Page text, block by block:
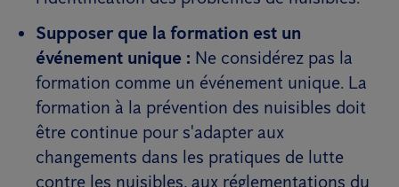
Supposer que la formation est un
événement unique : Ne considérez pas la
formation comme un événement unique. La
formation à la prévention des nuisibles doit
être continue pour s'adapter aux
changements dans les pratiques de lutte
contre les nuisibles, aux réglementations du